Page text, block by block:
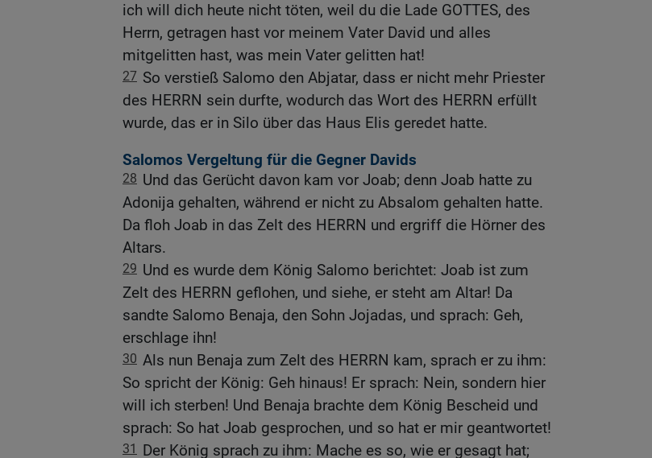
ich will dich heute nicht töten, weil du die Lade GOTTES, des
Herrn, getragen hast vor meinem Vater David und alles
mitgelitten hast, was mein Vater gelitten hat!
27 So verstieß Salomo den Abjatar, dass er nicht mehr Priester
des HERRN sein durfte, wodurch das Wort des HERRN erfüllt
wurde, das er in Silo über das Haus Elis geredet hatte.
Salomos Vergeltung für die Gegner Davids
28 Und das Gerücht davon kam vor Joab; denn Joab hatte zu
Adonija gehalten, während er nicht zu Absalom gehalten hatte.
Da floh Joab in das Zelt des HERRN und ergriff die Hörner des
Altars.
29 Und es wurde dem König Salomo berichtet: Joab ist zum
Zelt des HERRN geflohen, und siehe, er steht am Altar! Da
sandte Salomo Benaja, den Sohn Jojadas, und sprach: Geh,
erschlage ihn!
30 Als nun Benaja zum Zelt des HERRN kam, sprach er zu ihm:
So spricht der König: Geh hinaus! Er sprach: Nein, sondern hier
will ich sterben! Und Benaja brachte dem König Bescheid und
sprach: So hat Joab gesprochen, und so hat er mir geantwortet!
31 Der König sprach zu ihm: Mache es so, wie er gesagt hat;